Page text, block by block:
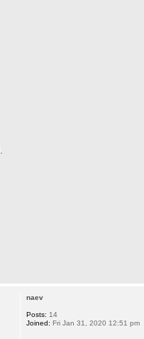
naev
Posts: 14
Joined: Fri Jan 31, 2020 12:51 pm